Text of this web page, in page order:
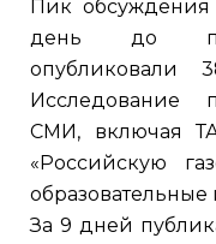
Пик
день до
опубликовали
Исследование
СМИ, включая
«Российскую
За 9 дней